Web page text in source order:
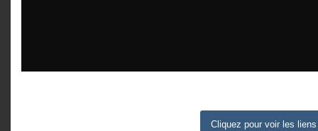
Cliquez pour voir les liens